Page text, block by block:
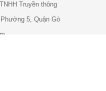
Truyền thông
5, Quận Gò